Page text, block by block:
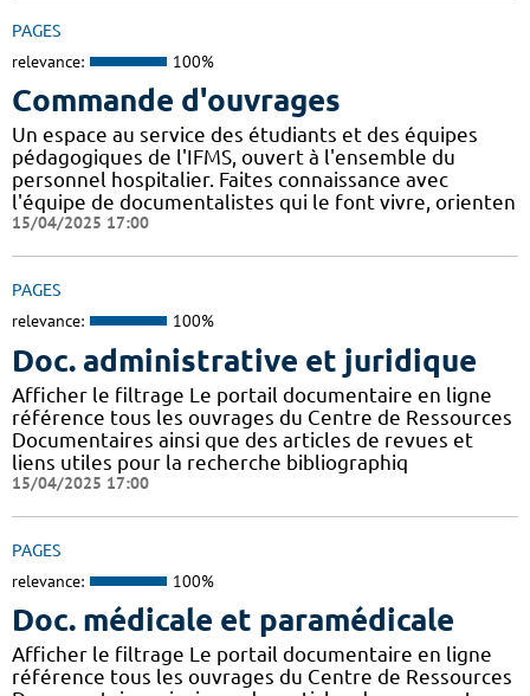
PAGES
relevance: 100%
Commande d'ouvrages
Un espace au service des étudiants et des équipes
pédagogiques de l'IFMS, ouvert à l'ensemble du
personnel hospitalier. Faites connaissance avec
l'équipe de documentalistes qui le font vivre, orienten
15/04/2025 17:00
PAGES
relevance: 100%
Doc. administrative et juridique
Afficher le filtrage Le portail documentaire en ligne
référence tous les ouvrages du Centre de Ressources
Documentaires ainsi que des articles de revues et
liens utiles pour la recherche bibliographiq
15/04/2025 17:00
PAGES
relevance: 100%
Doc. médicale et paramédicale
Afficher le filtrage Le portail documentaire en ligne
référence tous les ouvrages du Centre de Ressources